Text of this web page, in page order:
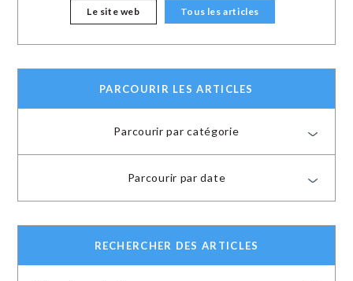
Le site web Tous les articles
PARCOURIR LES ARTICLES
Parcourir par catégorie
Parcourir par date
RECHERCHER DES ARTICLES